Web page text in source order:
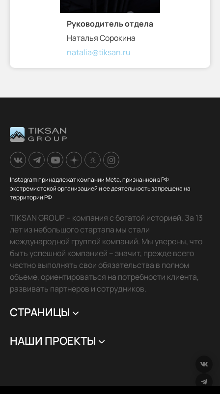
Руководитель отдела
Наталья Сорокина
natalia@tiksan.ru
Instagram принадлежат компании Meta, признанной в РФ
экстремистской организацией и ее деятельность запрещена на
территории РФ
TIKSAN GROUP – компания с богатой историей. За 13
лет из небольшого стартапа мы стали
международной группой компаний. Мы уверены, что
быть успешной компанией – значит, прежде всего
честно выполнять свои обязательства в полном
объеме, ориентироваться на потребности клиента,
развивать партнеров и сотрудников.
СТРАНИЦЫ
НАШИ ПРОЕКТЫ